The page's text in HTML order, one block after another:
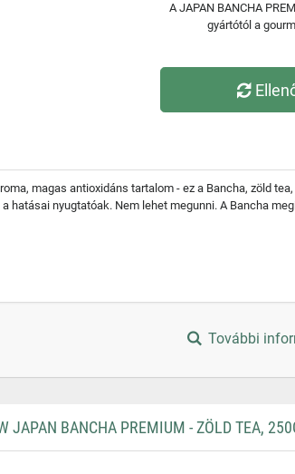
A JAPAN BANCHA
gyártótól a
magas antioxidáns tartalom - ez a Bancha, zöld
hatásai nyugtatóak. Nem lehet megunni. A Bancha
További
JAPAN BANCHA PREMIUM - ZÖLD TEA,